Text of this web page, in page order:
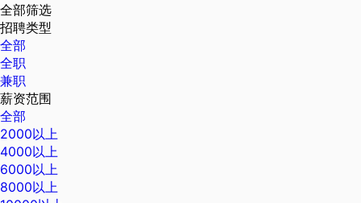
全部筛选
招聘类型
全部
全职
兼职
薪资范围
全部
2000以上
4000以上
6000以上
8000以上